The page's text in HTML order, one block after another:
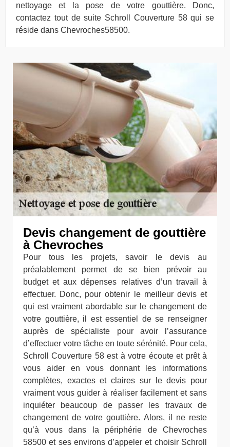
nettoyage et la pose de votre gouttière. Donc,
contactez tout de suite Schroll Couverture 58 qui se
réside dans Chevroches58500.
Devis changement de gouttière
à Chevroches
Pour tous les projets, savoir le devis au
préalablement permet de se bien prévoir au
budget et aux dépenses relatives d’un travail à
effectuer. Donc, pour obtenir le meilleur devis et
qui est vraiment abordable sur le changement de
votre gouttière, il est essentiel de se renseigner
auprès de spécialiste pour avoir l’assurance
d’effectuer votre tâche en toute sérénité. Pour cela,
Schroll Couverture 58 est à votre écoute et prêt à
vous aider en vous donnant les informations
complètes, exactes et claires sur le devis pour
vraiment vous guider à réaliser facilement et sans
inquiéter beaucoup de passer les travaux de
changement de votre gouttière. Alors, il ne reste
qu’à vous dans la périphérie de Chevroches
58500 et ses environs d’appeler et choisir Schroll